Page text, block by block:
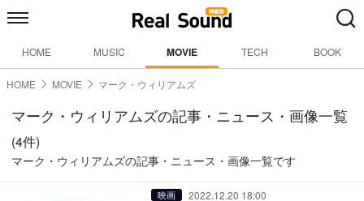
HOME MUSIC MOVIE TECH BOOK
HOME MOVIE マーク・ウィリアムズ
マーク・ウィリアムズの記事・ニュース・画像一覧
(4件)
マーク・ウィリアムズの記事・ニュース・画像一覧です
映画 2022.12.20 18:00